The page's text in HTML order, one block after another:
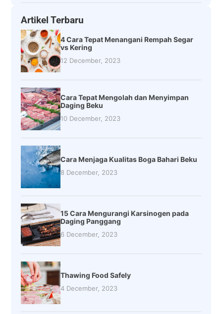
Artikel Terbaru
4 Cara Tepat Menangani Rempah Segar
vs Kering
12 December, 2023
Cara Tepat Mengolah dan Menyimpan
Daging Beku
10 December, 2023
Cara Menjaga Kualitas Boga Bahari Beku
8 December, 2023
15 Cara Mengurangi Karsinogen pada
Daging Panggang
6 December, 2023
Thawing Food Safely
4 December, 2023